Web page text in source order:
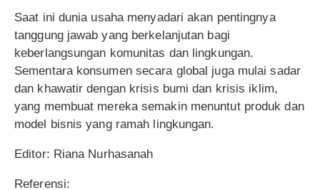
Saat ini dunia usaha menyadari akan pentingnya
tanggung jawab yang berkelanjutan bagi
keberlangsungan komunitas dan lingkungan.
Sementara konsumen secara global juga mulai sadar
dan khawatir dengan krisis bumi dan krisis iklim,
yang membuat mereka semakin menuntut produk dan
model bisnis yang ramah lingkungan.
Editor: Riana Nurhasanah
Referensi: